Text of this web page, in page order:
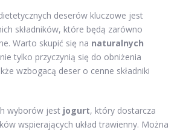
deserów kluczowe jest
składników, które będą zarówno
Warto skupić się na naturalnych
tylko przyczynią się do obniżenia
wzbogacą deser o cenne składniki
wyborów jest jogurt, który dostarcza
wspierających układ trawienny. Można